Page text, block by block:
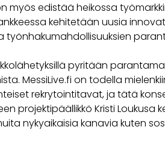
myös edistää heikossa
kehitetään uusia
työnhakumahdollisuuksien
pyritään
MessiLive.fi on todella
rekrytointitavat, ja tätä
projektipäällikkö Kristi Loukusa
nykyaikaisia kanavia kuten